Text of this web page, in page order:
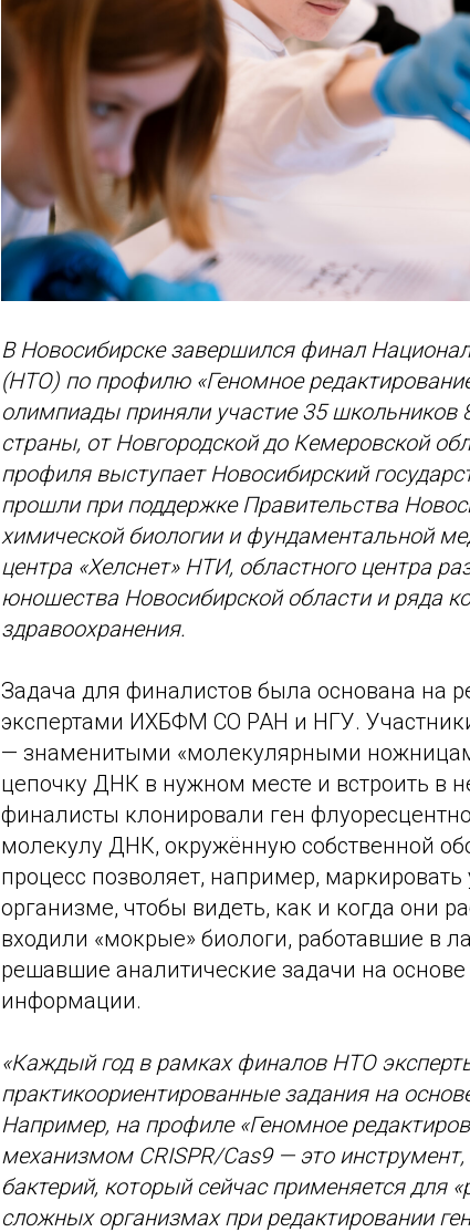
В Новосибирске завершился финал
(НТО) по профилю «Геномное
олимпиады приняли участие 35 школьников
страны, от Новгородской до Кемеровской
профиля выступает Новосибирский
прошли при поддержке Правительства
химической биологии и фундаментальной
центра «Хелснет» НТИ, областного центра
юношества Новосибирской области и ряда
здравоохранения.
Задача для финалистов была основана на
экспертами ИХБФМ СО РАН и НГУ.
— знаменитыми «молекулярными
цепочку ДНК в нужном месте и встроить в
финалисты клонировали ген
молекулу ДНК, окружённую собственной
процесс позволяет, например,
организме, чтобы видеть, как и когда они
входили «мокрые» биологи, работавшие в
решавшие аналитические задачи на
информации.
«Каждый год в рамках финалов НТО
практикоориентированные задания на
Например, на профиле «Геномное
механизмом CRISPR/Cas9 — это
бактерий, который сейчас применяется для
сложных организмах при редактировании